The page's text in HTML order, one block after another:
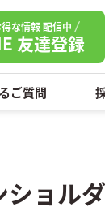
得な情報 配信中
友達登録
ご質問
ョル